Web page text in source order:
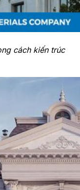
cách kiến trúc